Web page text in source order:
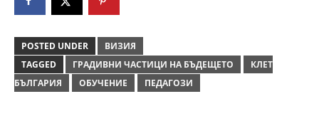
POSTED UNDER
ВИЗИЯ
TAGGED
ГРАДИВНИ ЧАСТИЦИ НА БЪДЕЩЕТО
КЛЕТ
БЪЛГАРИЯ
ОБУЧЕНИЕ ПЕДАГОЗИ